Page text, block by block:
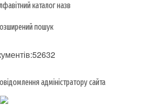
каталог назв
пошук
адміністратору сайта